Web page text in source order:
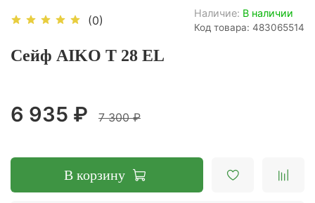
(0)
Наличие: В наличии
Код товара: 483065514
Сейф AIKO Т 28 EL
6 935 ₽ 7 300 ₽
В корзину